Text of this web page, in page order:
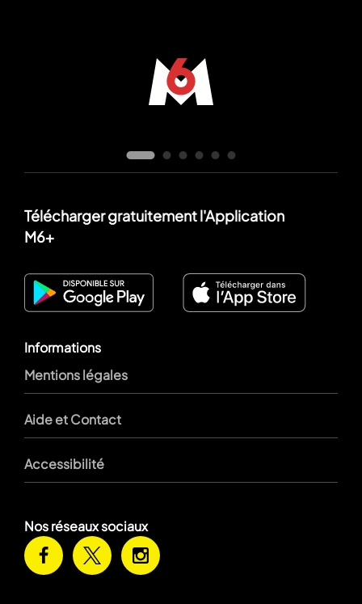
Télécharger gratuitement l'Application
M6+
Informations
Mentions légales
Aide et Contact
Accessibilité
Nos réseaux sociaux